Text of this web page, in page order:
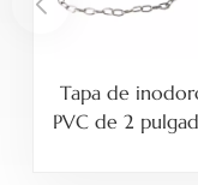
Tapa de
PVC de 2